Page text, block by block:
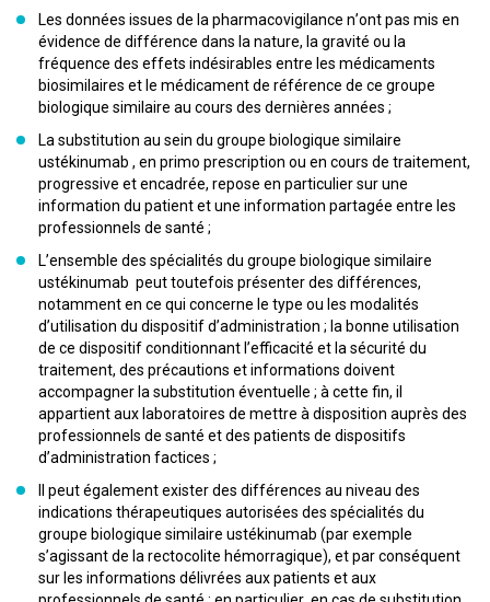
Les données issues de la pharmacovigilance n’ont pas mis en
évidence de différence dans la nature, la gravité ou la
fréquence des effets indésirables entre les médicaments
biosimilaires et le médicament de référence de ce groupe
biologique similaire au cours des dernières années ;
La substitution au sein du groupe biologique similaire
ustékinumab , en primo prescription ou en cours de traitement,
progressive et encadrée, repose en particulier sur une
information du patient et une information partagée entre les
professionnels de santé ;
L’ensemble des spécialités du groupe biologique similaire
ustékinumab peut toutefois présenter des différences,
notamment en ce qui concerne le type ou les modalités
d’utilisation du dispositif d’administration ; la bonne utilisation
de ce dispositif conditionnant l’efficacité et la sécurité du
traitement, des précautions et informations doivent
accompagner la substitution éventuelle ; à cette fin, il
appartient aux laboratoires de mettre à disposition auprès des
professionnels de santé et des patients de dispositifs
d’administration factices ;
Il peut également exister des différences au niveau des
indications thérapeutiques autorisées des spécialités du
groupe biologique similaire ustékinumab (par exemple
s’agissant de la rectocolite hémorragique), et par conséquent
sur les informations délivrées aux patients et aux